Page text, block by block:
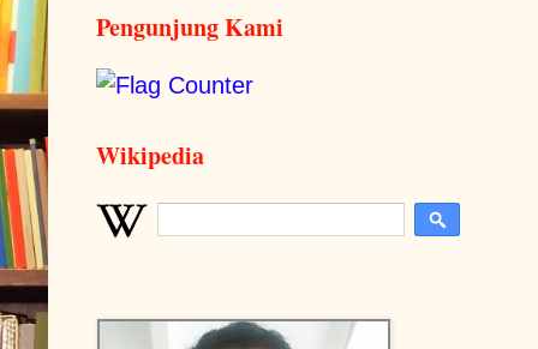
Pengunjung Kami
Wikipedia